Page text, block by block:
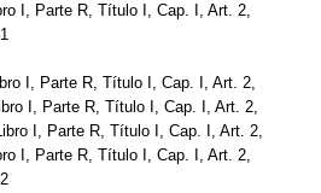
I, Parte R, Título I, Cap. I, Art. 2,
I, Parte R, Título I, Cap. I, Art. 2,
I, Parte R, Título I, Cap. I, Art. 2,
I, Parte R, Título I, Cap. I, Art. 2,
I, Parte R, Título I, Cap. I, Art. 2,